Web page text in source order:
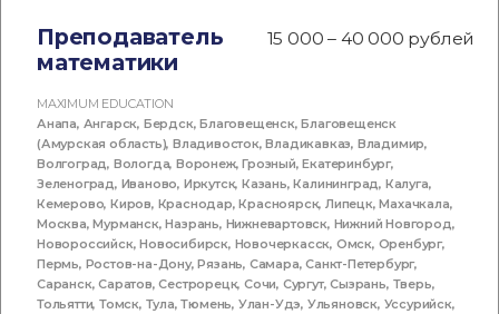
Преподаватель
математики
15 000 – 40 000 рублей
MAXIMUM EDUCATION
Анапа, Ангарск, Бердск,Благовещенск,Благовещенск
(Амурская область),Владивосток,Владикавказ, Владимир,
Волгоград, Вологда,Воронеж,Грозный,Екатеринбург,
Зеленоград, Иваново, Иркутск,Казань,Калининград, Калуга,
Кемерово,Киров, Краснодар,Красноярск,Липецк,Махачкала,
Москва,Мурманск,Назрань, Нижневартовск, Нижний Новгород,
Новороссийск,Новосибирск, Новочеркасск, Омск, Оренбург,
Пермь, Ростов-на-Дону,Рязань, Самара,Санкт-Петербург,
Саранск,Саратов,Сестрорецк,Сочи, Сургут,Сызрань, Тверь,
Тольятти,Томск, Тула,Тюмень, Улан-Удэ, Ульяновск, Уссурийск,